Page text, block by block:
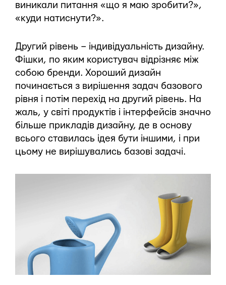
виникали питання «що я маю зробити?»,
«куди натиснути?».
Другий рівень – індивідуальність дизайну.
Фішки, по яким користувач відрізняє між
собою бренди. Хороший дизайн
починається з вирішення задач базового
рівня і потім перехід на другий рівень. На
жаль, у світі продуктів і інтерфейсів значно
більше прикладів дизайну, де в основу
всього ставилась ідея бути іншими, і при
цьому не вирішувались базові задачі.